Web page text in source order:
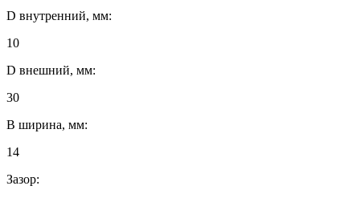
D внутренний, мм:
10
D внешний, мм:
30
B ширина, мм:
14
Зазор: